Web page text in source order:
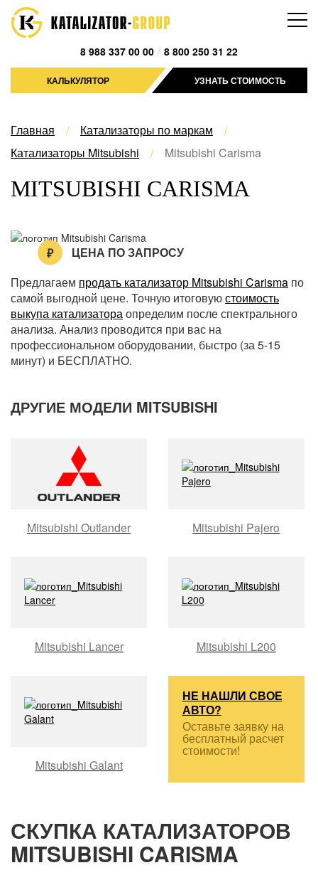
8 988 337 00 00 / 8 800 250 31 22
КАЛЬКУЛЯТОР УЗНАТЬ СТОИМОСТЬ
Главная
Катализаторы по маркам
Катализаторы Mitsubishi
Mitsubishi Carisma
MITSUBISHI CARISMA
ЦЕНА ПО ЗАПРОСУ
Предлагаем продать катализатор Mitsubishi Carisma по
самой выгодной цене. Точную итоговуюстоимость
выкупа катализатораопределим после спектрального
анализа. Анализ проводится при вас на
профессиональном оборудовании, быстро (за 5-15
минут) и БЕСПЛАТНО.
ДРУГИЕ МОДЕЛИ MITSUBISHI
Mitsubishi Outlander Mitsubishi Pajero
Mitsubishi Lancer Mitsubishi L200
Mitsubishi Galant
НЕ НАШЛИ СВОЕ
АВТО?
Оставьте заявку на
бесплатный расчет
стоимости!
СКУПКА КАТАЛИЗАТОРОВ
MITSUBISHI CARISMA